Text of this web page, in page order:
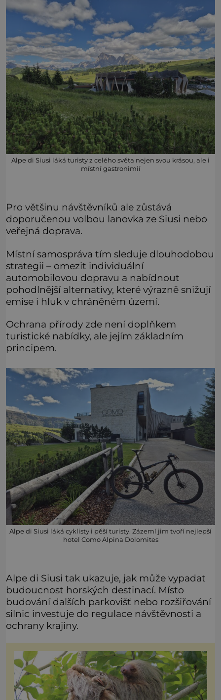
Alpe di Siusi láká turisty z celého světa nejen svou krásou, ale i
místní gastronimií
Pro většinu návštěvníků ale zůstává
doporučenou volbou lanovka ze Siusi nebo
veřejná doprava.
Místní samospráva tím sleduje dlouhodobou
strategii – omezit individuální
automobilovou dopravu a nabídnout
pohodlnější alternativy, které výrazně snižují
emise i hluk v chráněném území.
Ochrana přírody zde není doplňkem
turistické nabídky, ale jejím základním
principem.
Alpe di Siusi láká cyklisty i pěší turisty. Zázemí jim tvoří nejlepší
hotel Como Alpina Dolomites
Alpe di Siusi tak ukazuje, jak může vypadat
budoucnost horských destinací. Místo
budování dalších parkovišť nebo rozšiřování
silnic investuje do regulace návštěvnosti a
ochrany krajiny.